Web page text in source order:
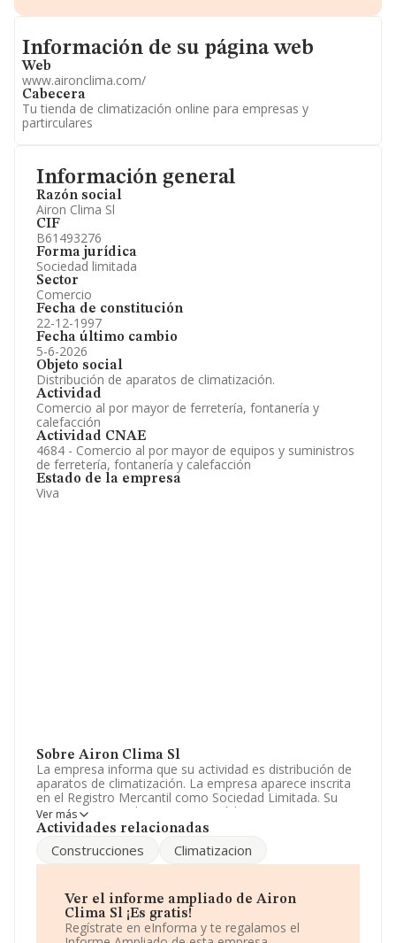
Información general
Razón social
Airon Clima Sl
CIF
B61493276
Forma jurídica
Sociedad limitada
Sector
Comercio
Fecha de constitución
22-12-1997
Fecha último cambio
5-6-2026
Objeto social
Distribución de aparatos de climatización.
Actividad
Comercio al por mayor de ferretería, fontanería y
calefacción
Actividad CNAE
4684 - Comercio al por mayor de equipos y suministros
de ferretería, fontanería y calefacción
Estado de la empresa
Viva
Sobre Airon Clima Sl
La empresa informa que su actividad es distribución de
aparatos de climatización. La empresa aparece inscrita
en el Registro Mercantil como Sociedad Limitada. Su
CNAE corresponde a 4684 con código '%cnae%'. La
compañía no tiene actividad en mercados exteriores.
Ha habido un incremento en cuanto al número de
empleados y atendiendo a los datos disponibles en
estado por debajo de la media de sector.
Dentro del ranking de empresas elaborado por
INFORMA, atendiendo a los niveles de facturación,
Ver más
Actividades relacionadas
Construcciones Climatizacion
Ver el informe ampliado de Airon
Clima Sl ¡Es gratis!
Regístrate en eInforma y te regalamos el
Información oficial y registral complementaria.
Informacion de su página web
Información de su página web
Web
www.aironclima.com/
Cabecera
Tu tienda de climatización online para empresas y
partirculares